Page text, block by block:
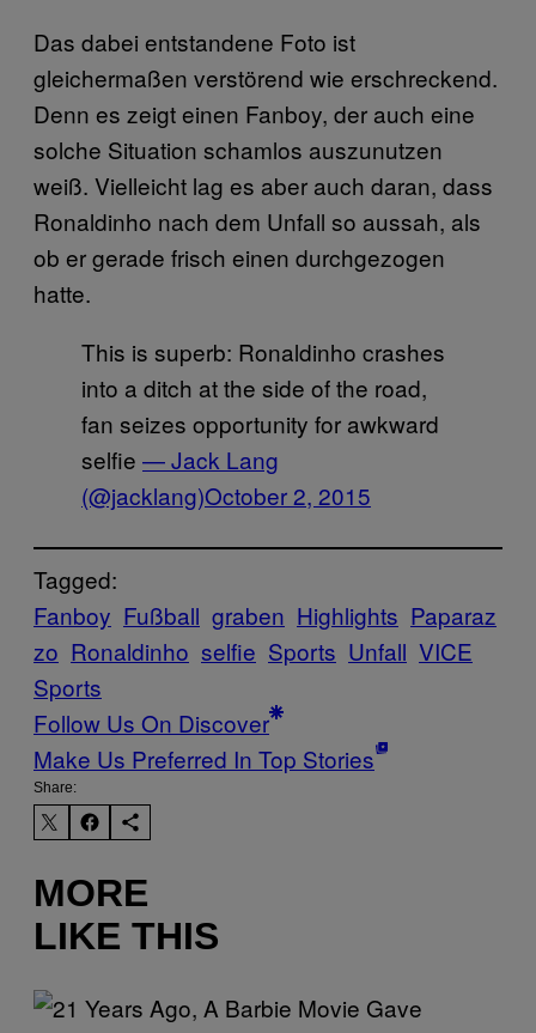
Das dabei entstandene Foto ist
gleichermaßen verstörend wie erschreckend.
Denn es zeigt einen Fanboy, der auch eine
solche Situation schamlos auszunutzen
weiß. Vielleicht lag es aber auch daran, dass
Ronaldinho nach dem Unfall so aussah, als
ob er gerade frisch einen durchgezogen
hatte.
This is superb: Ronaldinho crashes
into a ditch at the side of the road,
fan seizes opportunity for awkward
selfie — Jack Lang
(@jacklang)October 2, 2015
Tagged:
Fanboy Fußball graben Highlights Paparaz
zo Ronaldinho selfie Sports Unfall VICE
Sports
Follow Us On Discover
Make Us Preferred In Top Stories
Share:
MORE
LIKE THIS